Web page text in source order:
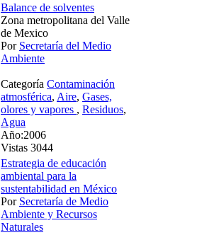
Balance de solventes
Zona metropolitana del Valle
de Mexico
Por Secretaría del Medio
Ambiente
Categoría Contaminación
atmosférica, Aire, Gases,
olores y vapores , Residuos,
Agua
Año:2006
Vistas 3044
Estrategia de educación
ambiental para la
sustentabilidad en México
Por Secretaría de Medio
Ambiente y Recursos
Naturales